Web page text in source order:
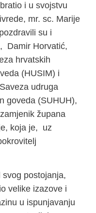
i u svojstvu
mr. sc. Marije
su i
Damir Horvatić,
hrvatskih
(HUSIM) i
udruga
goveda (SUHUH),
župana
koja je, uz
svog postojanja,
velike izazove i
u ispunjavanju